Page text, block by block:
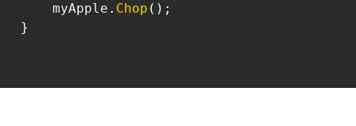
myApple
. Chop ( ) ;
}